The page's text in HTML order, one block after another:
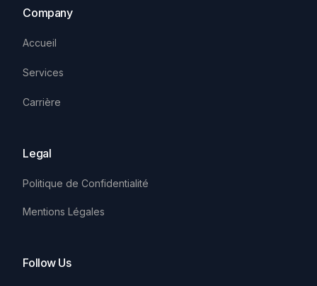
Company
Accueil
Services
Carrière
Legal
Politique de Confidentialité
Mentions Légales
Follow Us